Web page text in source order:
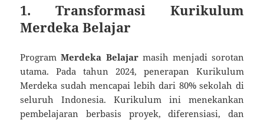
1. Transformasi Kurikulum
Merdeka Belajar
ProgramMerdeka Belajarmasih menjadi sorotan
utama. Pada tahun 2024, penerapan Kurikulum
Merdeka sudah mencapai lebih dari 80% sekolah di
seluruh Indonesia. Kurikulum ini menekankan
pembelajaran berbasis proyek, diferensiasi, dan